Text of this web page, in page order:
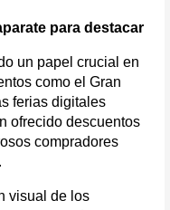
para destacar
un papel crucial en
como el Gran
ferias digitales
ofrecido descuentos
compradores
visual de los